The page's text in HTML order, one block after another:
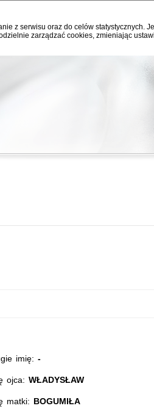
z serwisu oraz do celów statystycznych.
zarządzać cookies, zmieniając
imię:-
ojca:WŁADYSŁAW
matki: BOGUMIŁA